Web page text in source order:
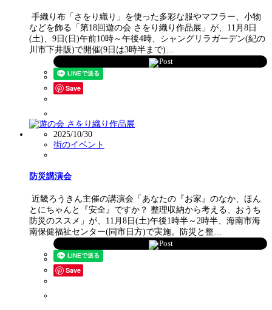
手織り布「さをり織り」を使った多彩な服やマフラー、小物
などを飾る「第18回遊の会 さをり織り作品展」が、11月8日
(土)、9日(日)午前10時～午後4時、シャングリラガーデン(紀の
川市下井阪)で開催(9日は3時半まで)…
Post
Save
2025/10/30
街のイベント
防災講演会
近畿ろうきん主催の講演会「あなたの『お家』のなか、ほん
とにちゃんと『安全』ですか？ 整理収納から考える、おうち
防災のススメ」が、11月8日(土)午後1時半～2時半、海南市海
南保健福祉センター(同市日方)で実施。防災と整…
Post
Save